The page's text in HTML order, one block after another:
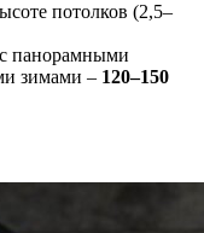
потолков (2,5–
панорамными
зимами – 120–150